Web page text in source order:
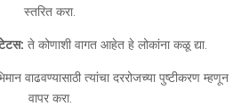
स्तरित करा.
ते कोणाशी वागत आहेत हे लोकांना कळू द्या.
वाढवण्यासाठी त्यांचा दररोजच्या पुष्टीकरण म्हणून
वापर करा.